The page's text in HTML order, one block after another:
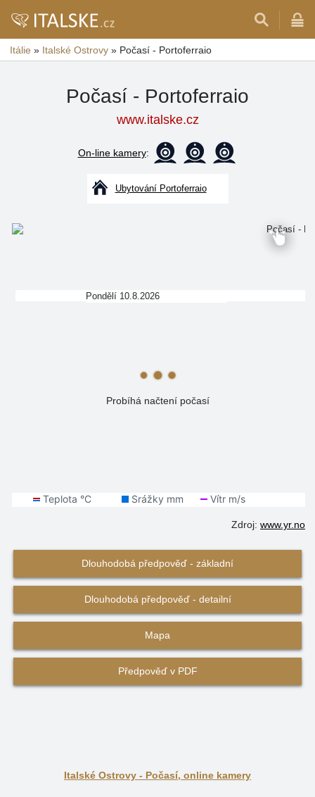
Itálie » Italské Ostrovy » Počasí - Portoferraio
Počasí - Portoferraio
www.italske.cz
On-line kamery:
Ubytování Portoferraio
Probíhá načtení počasí
Pondělí 10.8.2026
Zdroj: www.yr.no
Dlouhodobá předpověď - základní
Dlouhodobá předpověď - detailní
Mapa
Předpověď v PDF
Italské Ostrovy - Počasí, online kamery